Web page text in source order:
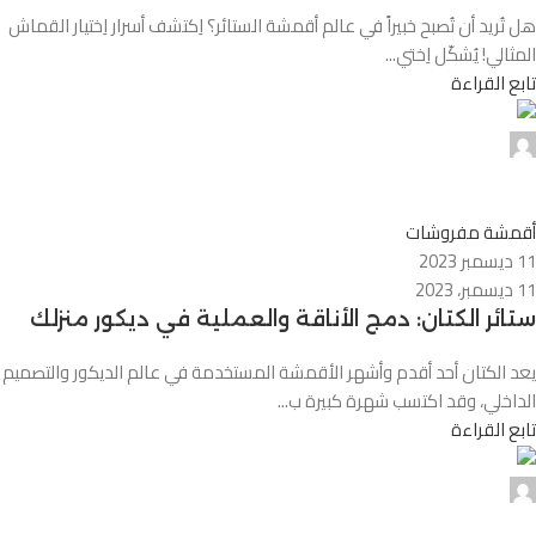
هل تُريد أن تُصبح خبيراً في عالم أقمشة الستائر؟ اِكتشف أسرار اِختيار القماش
المثالي! يُشكّل اِختي...
تابع القراءة
أقمشة مفروشات
11 ديسمبر 2023
11 ديسمبر، 2023
ستائر الكتان: دمج الأناقة والعملية في ديكور منزلك
يعد الكتان أحد أقدم وأشهر الأقمشة المستخدمة في عالم الديكور والتصميم
الداخلي، وقد اكتسب شهرة كبيرة ب...
تابع القراءة